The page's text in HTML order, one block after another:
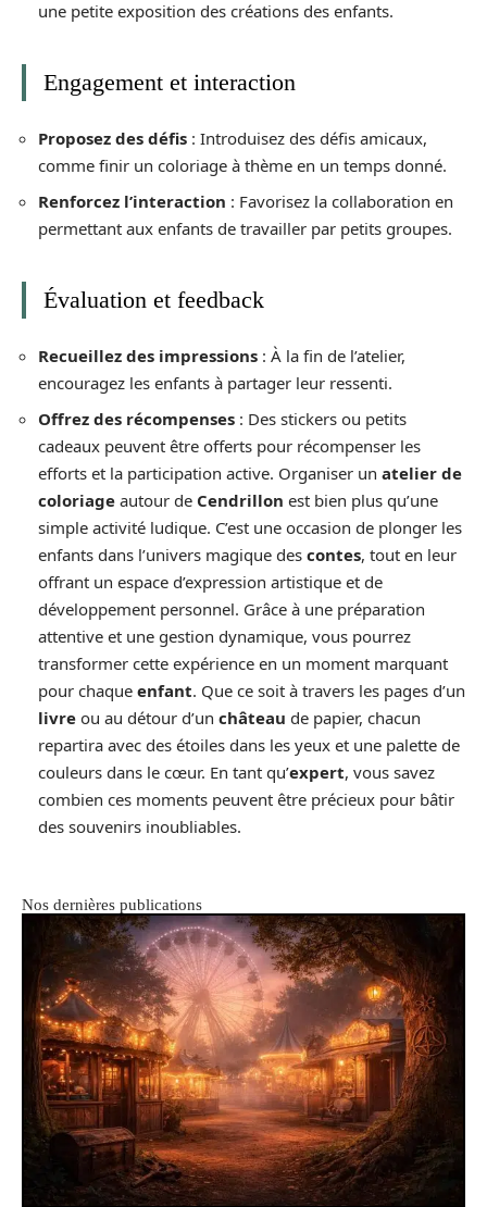
une petite exposition des créations des enfants.
Engagement et interaction
Proposez des défis : Introduisez des défis amicaux,
comme finir un coloriage à thème en un temps donné.
Renforcez l’interaction : Favorisez la collaboration en
permettant aux enfants de travailler par petits groupes.
Évaluation et feedback
Recueillez des impressions : À la fin de l’atelier,
encouragez les enfants à partager leur ressenti.
Offrez des récompenses : Des stickers ou petits
cadeaux peuvent être offerts pour récompenser les
efforts et la participation active. Organiser un atelier de
coloriage autour de Cendrillon est bien plus qu’une
simple activité ludique. C’est une occasion de plonger les
enfants dans l’univers magique des contes, tout en leur
offrant un espace d’expression artistique et de
développement personnel. Grâce à une préparation
attentive et une gestion dynamique, vous pourrez
transformer cette expérience en un moment marquant
pour chaque enfant. Que ce soit à travers les pages d’un
livre ou au détour d’un château de papier, chacun
repartira avec des étoiles dans les yeux et une palette de
couleurs dans le cœur. En tant qu’expert, vous savez
combien ces moments peuvent être précieux pour bâtir
des souvenirs inoubliables.
Nos dernières publications